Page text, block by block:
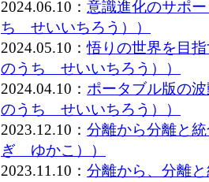
2024.06.10： 意識進化のサポ
ち せいいちろう））
2024.05.10：悟りの世界を目
のうち せいいちろう））
2024.04.10： ポータブル版の
のうち せいいちろう））
2023.12.10： 分離から分離と
ぎ ゆかこ））
2023.11.10： 分離から、分離